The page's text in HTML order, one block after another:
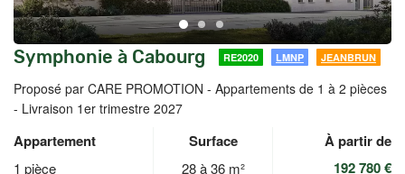
Symphonie à Cabourg RE2020 LMNP JEANBRUN
Proposé par CARE PROMOTION - Appartements de 1 à 2 pièces
- Livraison 1er trimestre 2027
Appartement Surface À partir de
1 pièce 28 à 36 m² 192 780 €